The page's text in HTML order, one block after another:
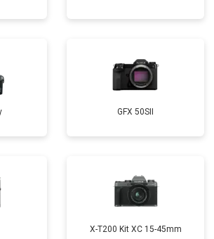
GFX 50SII
X-T200 Kit XC 15-45mm